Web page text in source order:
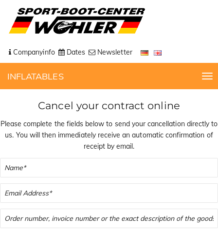
Companyinfo Dates Newsletter
INFLATABLES
T
o
l
e
a
i
a
t
i
Cancel your contract online
Please complete the fields below to send your cancellation directly to
us. You will then immediately receive an automatic confirmation of
receipt by email.